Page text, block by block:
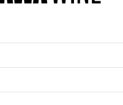
ァカ山脈の麓、表土は浅く
ン・パブロ湾から吹き込む朝
を受け、糖度・フェノール
の畑(非公開)
晩の気温の変化が激しく、